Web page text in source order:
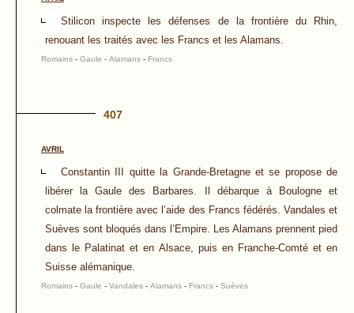
Stilicon inspecte les défenses de la frontière du Rhin,
renouant les traités avec les Francs et les Alamans.
Romains - Gaule - Alamans - Francs
407
AVRIL
Constantin III quitte la Grande-Bretagne et se propose de
libérer la Gaule des Barbares. Il débarque à Boulogne et
colmate la frontière avec l’aide des Francs fédérés. Vandales et
Suèves sont bloqués dans l’Empire. Les Alamans prennent pied
dans le Palatinat et en Alsace, puis en Franche-Comté et en
Suisse alémanique.
Romains - Gaule - Vandales - Alamans - Francs - Suèves